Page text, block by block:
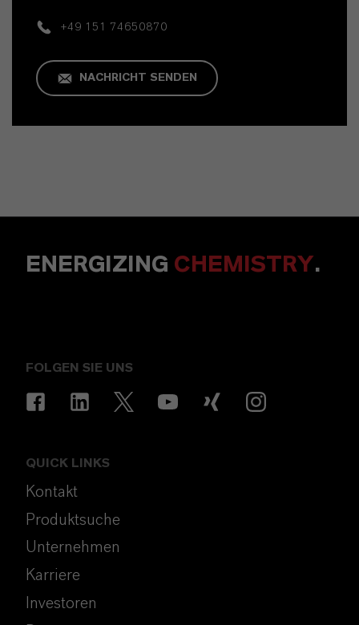
+49 151 74650870
NACHRICHT SENDEN
ENERGIZING CHEMISTRY.
FOLGEN SIE UNS
QUICK LINKS
Kontakt
Produktsuche
Unternehmen
Karriere
Investoren